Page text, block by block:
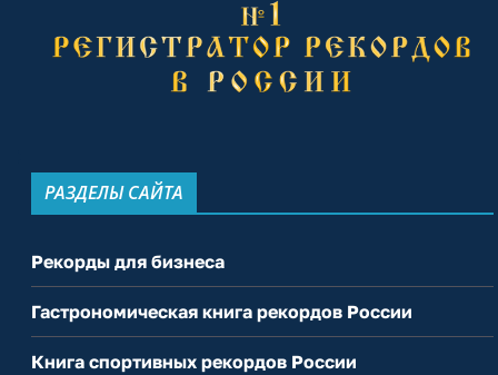
РАЗДЕЛЫ САЙТА
Рекорды для бизнеса
Гастрономическая книга рекордов России
Книга спортивных рекордов России